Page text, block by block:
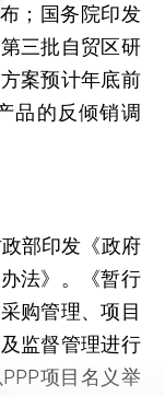
；国务院印发
三批自贸区研
案预计年底前
品的反倾销调
部印发《政府
法》。《暂行
购管理、项目
监督管理进行
项目名义举